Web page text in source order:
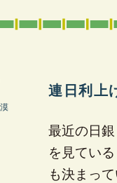
連日利上
最近の日
を見てい
も決まっ